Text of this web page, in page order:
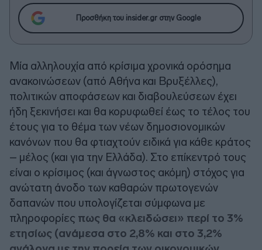
Προσθήκη του insider.gr στην Google
Μία αλληλουχία από κρίσιμα χρονικά ορόσημα
ανακοινώσεων (από Αθήνα και Βρυξέλλες),
πολιτικών αποφάσεων και διαβουλεύσεων έχει
ήδη ξεκινήσει και θα κορυφωθεί έως το τέλος του
έτους για το θέμα των νέων δημοσιονομικών
κανόνων που θα φτιαχτούν ειδικά για κάθε κράτος
– μέλος (και για την Ελλάδα). Στο επίκεντρό τους
είναι ο κρίσιμος (και άγνωστος ακόμη) στόχος για
ανώτατη άνοδο των καθαρών πρωτογενών
δαπανών που υπολογίζεται σύμφωνα με
πληροφορίες πως θα «κλειδώσει» περί το 3%
ετησίως (ανάμεσα στο 2,8% και στο 3,2%